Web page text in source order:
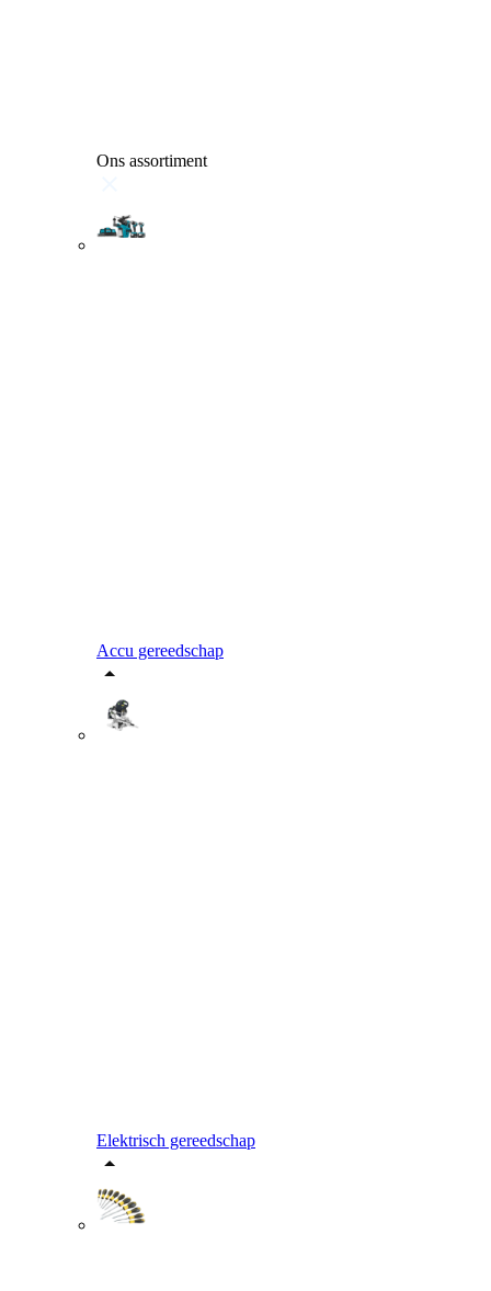
Ons assortiment
Accu gereedschap
Elektrisch gereedschap